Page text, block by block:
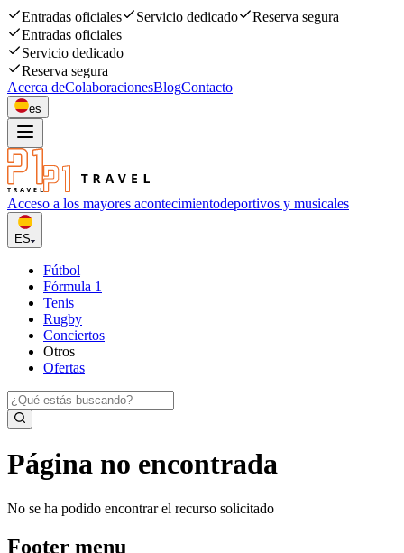
Entradas oficiales Servicio dedicado
Reserva segura
Entradas oficiales
Servicio dedicado
Reserva segura
Acerca deColaboracionesBlogContacto
es
Acceso a los mayores acontecimientodeportivos y musicales
ES
Fútbol
Fórmula 1
Tenis
Rugby
Conciertos
Otros
Ofertas
Página no encontrada
No se ha podido encontrar el recurso solicitado
Footer menu